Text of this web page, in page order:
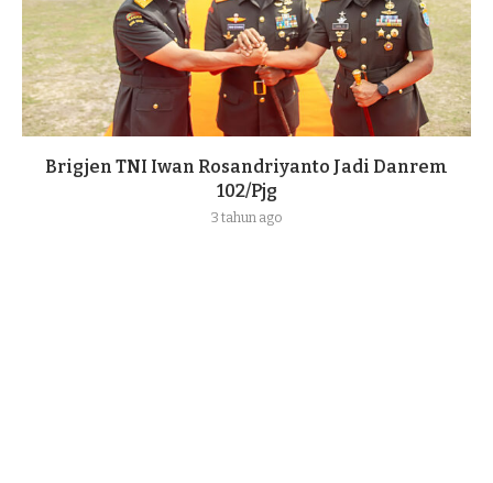
Brigjen TNI Iwan Rosandriyanto Jadi Danrem
102/Pjg
3 tahun ago